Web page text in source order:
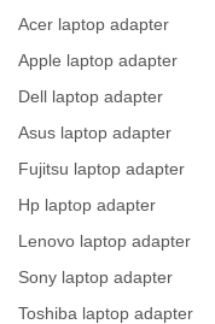
Acer laptop adapter
Apple laptop adapter
Dell laptop adapter
Asus laptop adapter
Fujitsu laptop adapter
Hp laptop adapter
Lenovo laptop adapter
Sony laptop adapter
Toshiba laptop adapter